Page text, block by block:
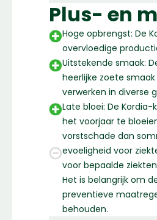
280
-
300
cm
aantal
Plus- en
Hoge opbrengst: De
overvloedige
Uitstekende smaak:
heerlijke zoete
verwerken in diverse
Late bloei: De
het voorjaar te
vorstschade dan
evoeligheid voor
voor bepaalde
Het is belangrijk om
preventieve
behouden.